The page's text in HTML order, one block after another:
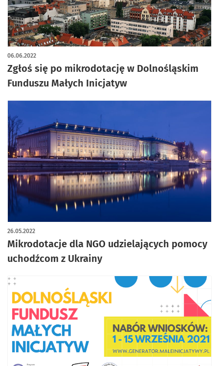
Zgłoś się po mikrodotację w Dolnośląskim
Funduszu Małych Inicjatyw
06.06.2022
Mikrodotacje dla NGO udzielających pomocy
uchodźcom z Ukrainy
26.05.2022